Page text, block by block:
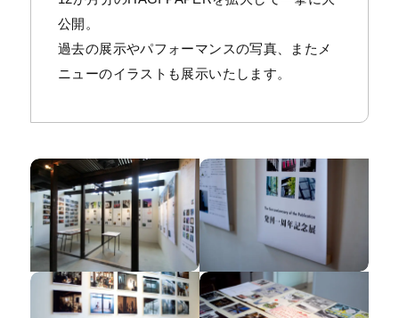
公開。
過去の展示やパフォーマンスの写真、またメ
ニューのイラストも展示いたします。